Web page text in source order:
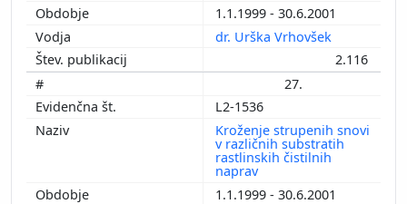
1.1.1999 - 30.6.2001
dr. Urška Vrhovšek
2.116
27.
L2-1536
Kroženje strupenih snovi
v različnih substratih
rastlinskih čistilnih
naprav
1.1.1999 - 30.6.2001